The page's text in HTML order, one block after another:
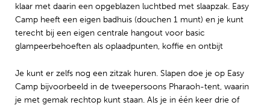
Festivalnieuws
Contact
Mijn account
Nederlands
klaar met daarin een opgeblazen luchtbed met slaapzak. Easy
Camp heeft een eigen badhuis (douchen 1 munt) en je kunt
terecht bij een eigen centrale hangout voor basic
glampeerbehoeften als oplaadpunten, koffie en ontbijt
Je kunt er zelfs nog een zitzak huren. Slapen doe je op Easy
Camp bijvoorbeeld in de tweepersoons Pharaoh-tent, waarin
je met gemak rechtop kunt staan. Als je in één keer drie of